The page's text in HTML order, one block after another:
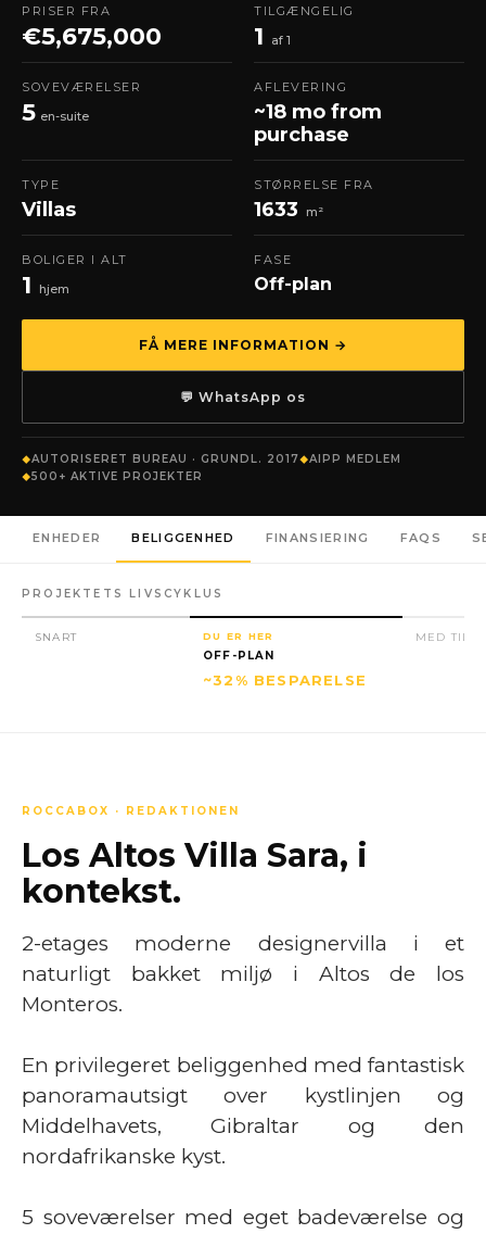
PRISER FRA
€5,675,000
TILGÆNGELIG
1 af 1
SOVEVÆRELSER
5 en-suite
AFLEVERING
~18 mo from
purchase
TYPE
Villas
STØRRELSE FRA
1633 m²
BOLIGER I ALT
1 hjem
FASE
Off-plan
FÅ MERE INFORMATION →
💬 WhatsApp os
AUTORISERET BUREAU · GRUNDL. 2017
AIPP MEDLEM
500+ AKTIVE PROJEKTER
ENHEDER BELIGGENHED FINANSIERING FAQS
PROJEKTETS LIVSCYKLUS
SNART DU ER HER
OFF-PLAN
~32% BESPARELSE
MED
ROCCABOX · REDAKTIONEN
Los Altos Villa Sara, i
kontekst.
2-etages moderne designervilla i et
naturligt bakket miljø i Altos de los
Monteros.
En privilegeret beliggenhed med fantastisk
panoramautsigt over kystlinjen og
Middelhavets, Gibraltar og den
nordafrikanske kyst.
5 soveværelser med eget badeværelse og